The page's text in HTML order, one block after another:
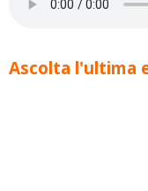
Ascolta l'ultima